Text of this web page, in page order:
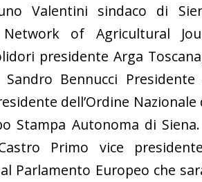
Valentini sindaco di
Network of Agricultural
presidente Arga
Bennucci Presidente
dell’Ordine
Stampa Autonoma di
Primo vice
Parlamento Europeo che